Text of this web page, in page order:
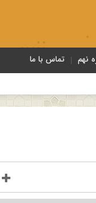
نهم تماس با ما